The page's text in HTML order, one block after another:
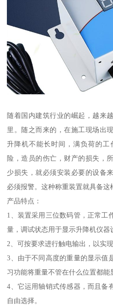
随着国内建筑行业的崛起，越来
里。随之而来的，在施工现场出
升降机不能长时间，满负荷的
险，造员的伤亡，财产的损失，
少损失，就必须安装必要的设备
必须报警。这种称重装置就具备这
产品特点：
1、装置采用三位数码管，正常工
量，调试状态用于显示升降机仪器
2、可按要求进行触电输出，以实
3、由于不同高度的重量的显示值
习功能将重量不管在什么位置都能
4、它运用轴销式传感器，而且备
自由选择。